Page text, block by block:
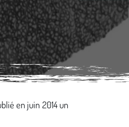
en juin 2014 un